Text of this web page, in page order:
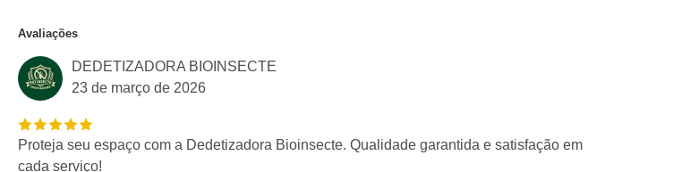
Avaliações
DEDETIZADORA BIOINSECTE
23 de março de 2026
Proteja seu espaço com a Dedetizadora Bioinsecte. Qualidade garantida e satisfação em
cada serviço!